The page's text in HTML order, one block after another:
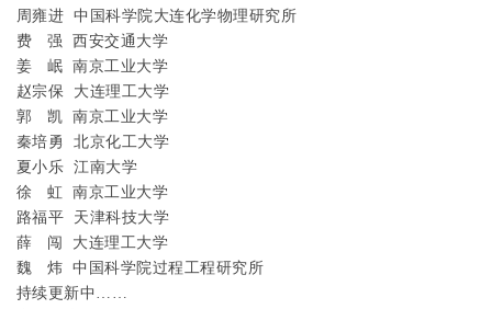
周雍进
中国科学院大连化学物理研究所
费
强
西安交通大学
姜
岷
南京工业大学
赵宗保
大连理工大学
郭
凯
南京工业大学
秦培勇
北京化工大学
夏小乐
江南大学
徐
虹
南京工业大学
路福平
天津科技大学
薛
闯
大连理工大学
魏
炜
中国科学院过程工程研究所
持续更新中……